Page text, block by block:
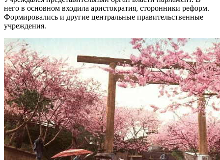
него в основном входила аристократия, сторонники реформ.
Формировались и другие центральные правительственные
учреждения.